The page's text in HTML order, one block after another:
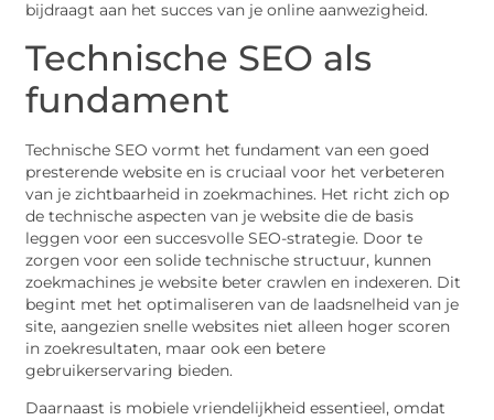
bijdraagt aan het succes van je online aanwezigheid.
Technische SEO als
fundament
Technische SEO vormt het fundament van een goed
presterende website en is cruciaal voor het verbeteren
van je zichtbaarheid in zoekmachines. Het richt zich op
de technische aspecten van je website die de basis
leggen voor een succesvolle SEO-strategie. Door te
zorgen voor een solide technische structuur, kunnen
zoekmachines je website beter crawlen en indexeren. Dit
begint met het optimaliseren van de laadsnelheid van je
site, aangezien snelle websites niet alleen hoger scoren
in zoekresultaten, maar ook een betere
gebruikerservaring bieden.
Daarnaast is mobiele vriendelijkheid essentieel, omdat